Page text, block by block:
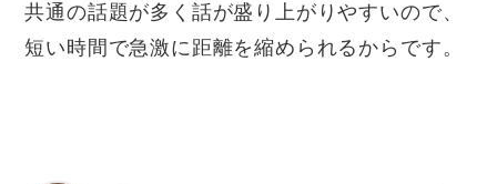
共通の話題が多く話が盛り上がりやすいので、
短い時間で急激に距離を縮められるからです。